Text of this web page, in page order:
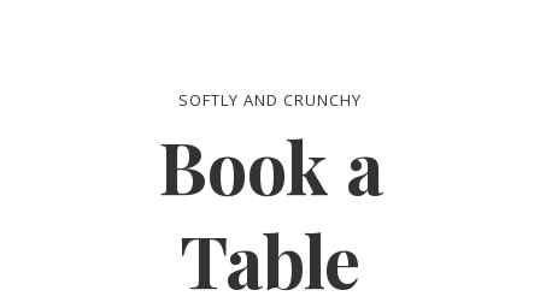
SOFTLY AND CRUNCHY
Book a
Table